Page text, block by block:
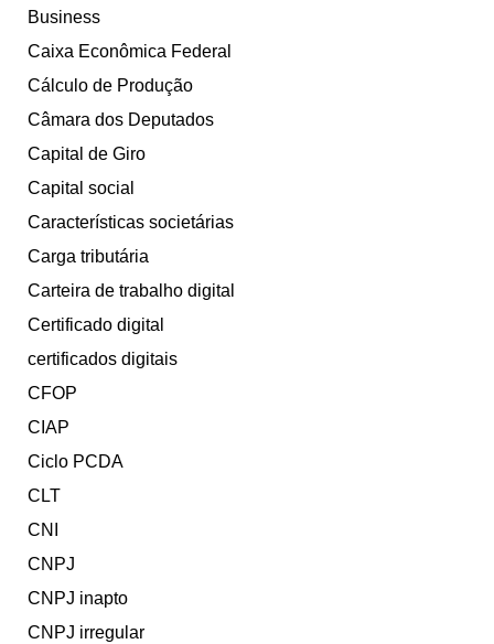
Business
Caixa Econômica Federal
Cálculo de Produção
Câmara dos Deputados
Capital de Giro
Capital social
Características societárias
Carga tributária
Carteira de trabalho digital
Certificado digital
certificados digitais
CFOP
CIAP
Ciclo PCDA
CLT
CNI
CNPJ
CNPJ inapto
CNPJ irregular